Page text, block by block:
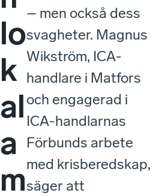
lo
k
al
a
m
– men också dess
svagheter. Magnus
Wikström, ICA-
handlare i Matfors
och engagerad i
ICA-handlarnas
Förbunds arbete
med krisberedskap,
säger att